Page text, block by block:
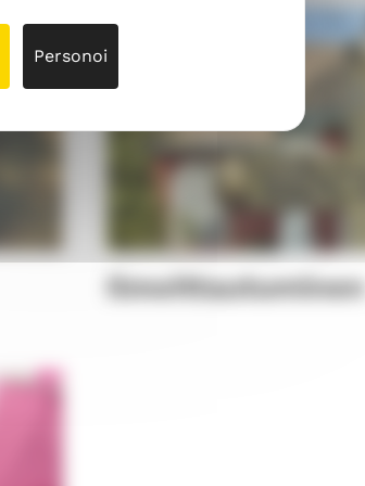
Personoi
Ilmoittautuminen